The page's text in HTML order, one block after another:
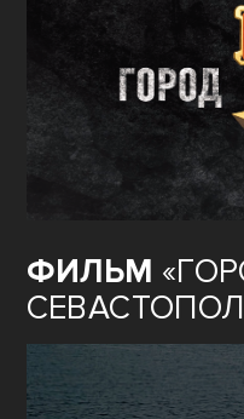
ФИЛЬМ